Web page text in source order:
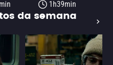
1h39min
da semana